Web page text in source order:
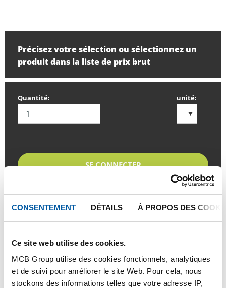
CONSENTEMENT DÉTAILS À PROPOS DES
Ce site web utilise des cookies.
MCB Group utilise des cookies fonctionnels, analytiques
et de suivi pour améliorer le site Web. Pour cela, nous
stockons des informations telles que votre adresse IP,
Précisez votre sélection ou sélectionnez un
produit dans la liste de prix brut
Quantité: unité:
SE CONNECTER
Veuillez vous connecter afin de pouvoir passer
commande
Commandez avec vos propres numéros d’articles
Calculez avec les prix actuels de TS Métaux
Suivez vos livraisons en ligne